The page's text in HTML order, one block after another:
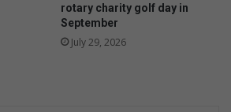
rotary charity golf day in
September
July 29, 2026